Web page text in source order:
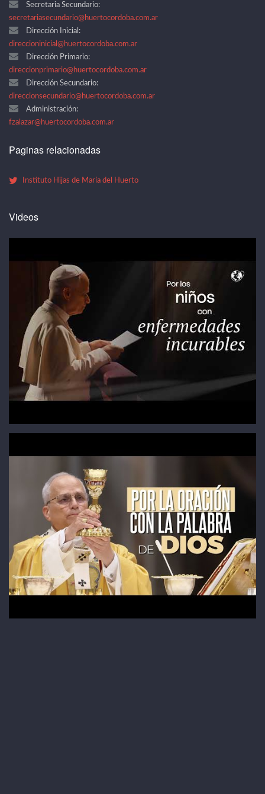
Secretaria Secundario:
secretariasecundario@huertocordoba.com.ar
Dirección Inicial:
direccioninicial@huertocordoba.com.ar
Dirección Primario:
direccionprimario@huertocordoba.com.ar
Dirección Secundario:
direccionsecundario@huertocordoba.com.ar
Administración:
fzalazar@huertocordoba.com.ar
Paginas relacionadas
Instituto Hijas de María del Huerto
Videos